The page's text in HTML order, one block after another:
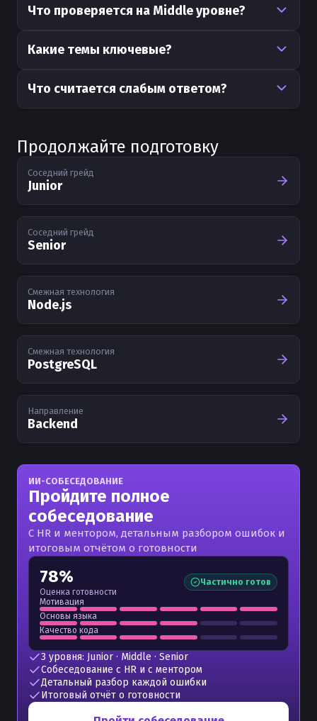
Что проверяется на Middle уровне?
Какие темы ключевые?
Что считается слабым ответом?
Продолжайте подготовку
Соседний грейд
Junior
Соседний грейд
Senior
Смежная технология
Node.js
Смежная технология
PostgreSQL
Направление
Backend
ИИ-СОБЕСЕДОВАНИЕ
Пройдите полное
собеседование
С HR и ментором, детальным разбором ошибок и
итоговым отчётом о готовности
78%
Оценка готовности
Частично готов
Мотивация
Основы языка
Качество кода
3 уровня: Junior · Middle · Senior
Собеседование с HR и с ментором
Детальный разбор каждой ошибки
Итоговый отчёт о готовности